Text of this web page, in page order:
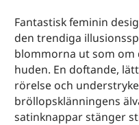
Fantastisk feminin
den trendiga
blommorna ut som om
huden. En doftande,
rörelse och
bröllopsklänningens
satinknappar stänger